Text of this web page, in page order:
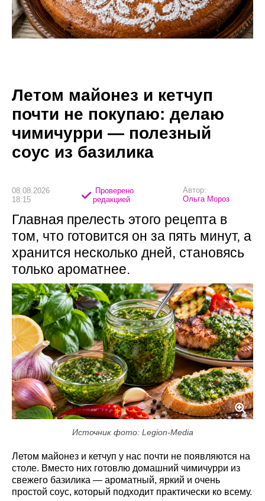
Летом майонез и кетчуп
почти не покупаю: делаю
чимичурри — полезный
соус из базилика
08.08.2026
18:15
Проверено
редакцией
Автор:
Ольга Мороз
Главная прелесть этого рецепта в
том, что готовится он за пять минут, а
хранится несколько дней, становясь
только ароматнее.
Источник фото: Legion-Media
Летом майонез и кетчуп у нас почти не появляются на
столе. Вместо них готовлю домашний чимичурри из
свежего базилика — ароматный, яркий и очень
простой соус, который подходит практически ко всему.